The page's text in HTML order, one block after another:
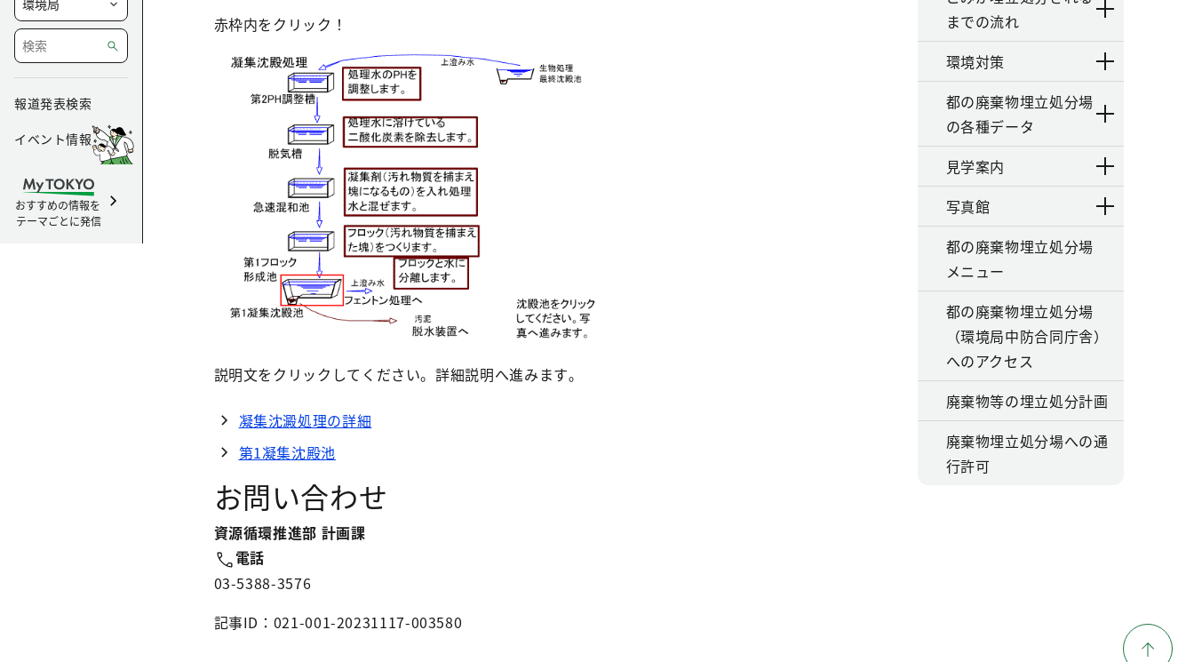
報道発表検索
イベント情報
おすすめの情報を
テーマごとに発信
赤枠内をクリック！
第1凝集
沈殿池
凝集沈澱処
理の詳細
凝集沈澱処理の詳細
凝集沈澱処理の詳細
凝集沈澱処理の詳細
凝集沈澱処
理の詳細
説明文をクリックしてください。詳細説明へ進みます｡
凝集沈澱処理の詳細
第1凝集沈殿池
お問い合わせ
資源循環推進部 計画課
電話
03-5388-3576
記事ID：021-001-20231117-003580
までの流れ
環境対策
都の廃棄物埋立処分場
の各種データ
見学案内
写真館
都の廃棄物埋立処分場
メニュー
都の廃棄物埋立処分場
（環境局中防合同庁舎）
へのアクセス
廃棄物等の埋立処分計画
廃棄物埋立処分場への通
行許可